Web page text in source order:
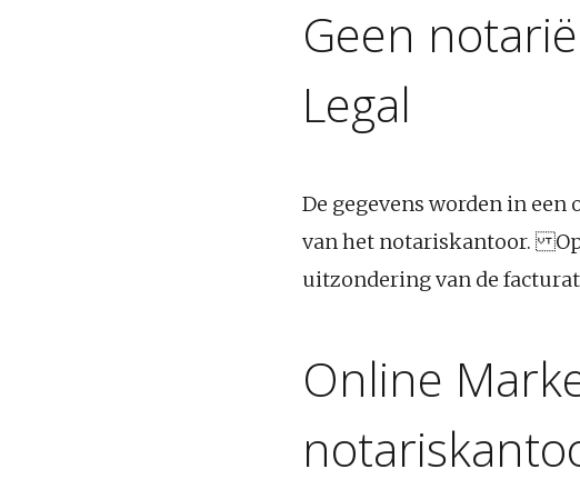
Geen
Legal
De gegevens worden in
van het notariskantoor. Op
uitzondering van de
Online